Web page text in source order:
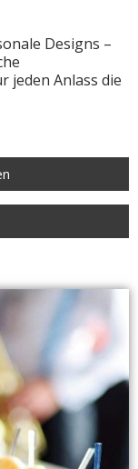
Designs –
jeden Anlass die